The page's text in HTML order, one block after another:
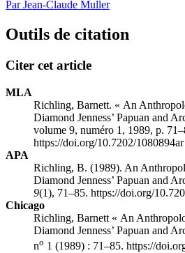
Par Jean-Claude Muller
Outils de citation
Citer cet article
MLA
Richling, Barnett. « An
Diamond Jenness’ Papuan and
volume 9, numéro 1, 1989, p.
https://doi.org/10.7202/1080894ar
APA
Richling, B. (1989). An
Diamond Jenness’ Papuan and
9(1), 71–85. https://doi.org/
Chicago
Richling, Barnett « An
Diamond Jenness’ Papuan and
no 1 (1989) : 71–85. https://